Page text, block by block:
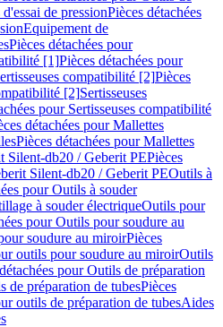
de pressionPièces détachées
Equipement de
Pièces détachées pour
[1]Pièces détachées pour
compatibilité [2]Pièces
[2]Sertisseuses
pour Sertisseuses compatibilité
détachées pour Mallettes
Pièces détachées pour Mallettes
Silent-db20 / Geberit PEPièces
Silent-db20 / Geberit PEOutils à
pour Outils à souder
à souder électriqueOutils pour
pour Outils pour soudure au
soudure au miroirPièces
outils pour soudure au miroirOutils
pour Outils de préparation
de préparation de tubesPièces
outils de préparation de tubesAides